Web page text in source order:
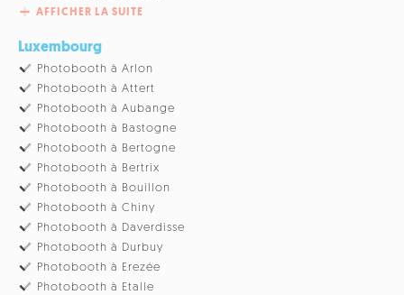
AFFICHER LA SUITE
Luxembourg
Photobooth à Arlon
Photobooth à Attert
Photobooth à Aubange
Photobooth à Bastogne
Photobooth à Bertogne
Photobooth à Bertrix
Photobooth à Bouillon
Photobooth à Chiny
Photobooth à Daverdisse
Photobooth à Durbuy
Photobooth à Erezée
Photobooth à Etalle